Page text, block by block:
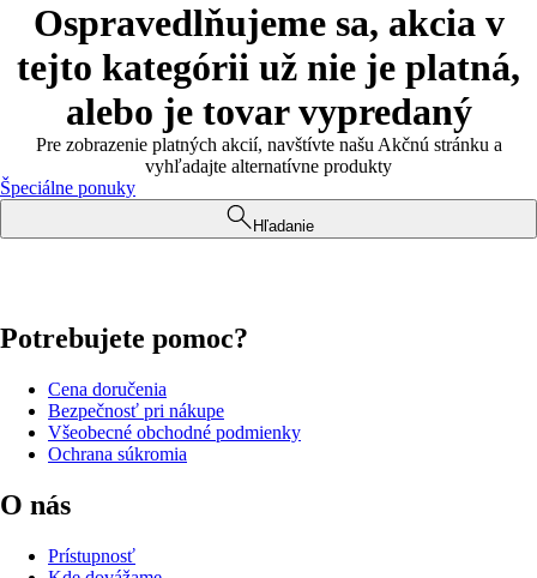
Ospravedlňujeme sa, akcia v
tejto kategórii už nie je platná,
alebo je tovar vypredaný
Pre zobrazenie platných akcií, navštívte našu Akčnú stránku a
vyhľadajte alternatívne produkty
Špeciálne ponuky
Hľadanie
Potrebujete pomoc?
Cena doručenia
Bezpečnosť pri nákupe
Všeobecné obchodné podmienky
Ochrana súkromia
O nás
Prístupnosť